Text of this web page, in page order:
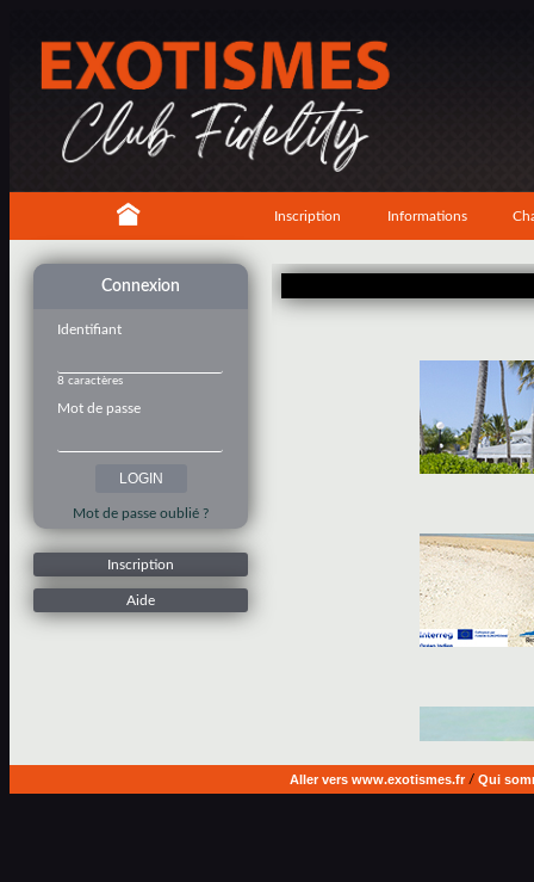
Inscription Informations
Connexion
Identifiant
8 caractères
Mot de passe
Mot de passe oublié ?
Inscription
Aide
Aller vers www.exotismes.fr/ Qui